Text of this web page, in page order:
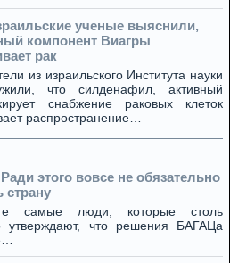
ученые выяснили,
компонент Виагры
рак
из израильского Института науки
что силденафил, активный
снабжение раковых клеток
распространение…
Ради этого вовсе не обязательно
страну
самые люди, которые столь
утверждают, что решения БАГАЦа